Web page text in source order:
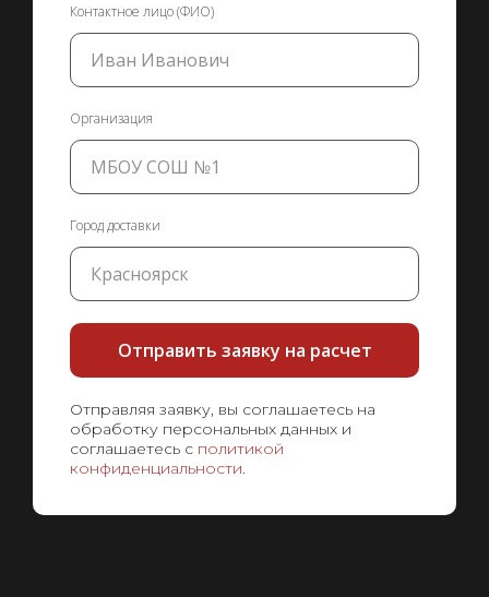
Контактное лицо (ФИО)
Организация
Город доставки
Отправить заявку на расчет
Отправляя заявку, вы соглашаетесь на
обработку персональных данных и
соглашаетесь с политикой
конфиденциальности